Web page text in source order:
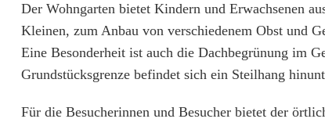
G
a
r
t
Der Wohngarten bietet Kindern und Erwachsenen
Kleinen, zum Anbau von verschiedenem Obst und
Eine Besonderheit ist auch die Dachbegrünung im
Grundstücksgrenze befindet sich ein Steilhang
Für die Besucherinnen und Besucher bietet der